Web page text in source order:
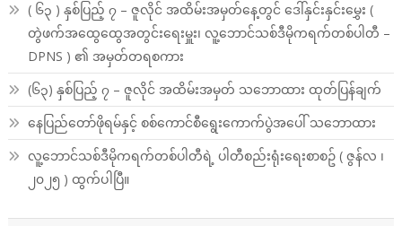
( ၆၃ ) နှစ်ပြည့် ၇ – ဇူလိုင် အထိမ်းအမှတ်နေ့တွင် ဒေါ်နှင်းနှင်းမွှေး (
တွဲဖက်အထွေထွေအတွင်းရေးမှူး၊ လူ့ဘောင်သစ်ဒီမိုကရက်တစ်ပါတီ –
DPNS ) ၏ အမှတ်တရစကား
(၆၃) နှစ်ပြည့် ၇ – ဇူလိုင် အထိမ်းအမှတ် သဘောထား ထုတ်ပြန်ချက်
နေပြည်တော်ဖိုရမ်နှင့် စစ်ကောင်စီရွေးကောက်ပွဲအပေါ် သဘောထား
လူ့ဘောင်သစ်ဒီမိုကရက်တစ်ပါတီရဲ့ ပါတီစည်းရုံးရေးစာစဥ် ( ဇွန်လ ၊
၂၀၂၅ ) ထွက်ပါပြီ။